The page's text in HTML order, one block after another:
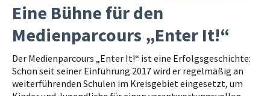
Eine Bühne für den
Medienparcours „Enter It!“
Der Medienparcours „Enter It!“ ist eine Erfolgsgeschichte:
Schon seit seiner Einführung 2017 wird er regelmäßig an
weiterführenden Schulen im Kreisgebiet eingesetzt, um